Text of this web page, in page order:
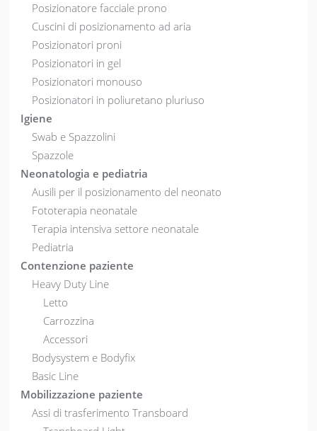
Posizionatore facciale prono
Cuscini di posizionamento ad aria
Posizionatori proni
Posizionatori in gel
Posizionatori monouso
Posizionatori in poliuretano pluriuso
Igiene
Swab e Spazzolini
Spazzole
Neonatologia e pediatria
Ausili per il posizionamento del neonato
Fototerapia neonatale
Terapia intensiva settore neonatale
Pediatria
Contenzione paziente
Heavy Duty Line
Letto
Carrozzina
Accessori
Bodysystem e Bodyfix
Basic Line
Mobilizzazione paziente
Assi di trasferimento Transboard